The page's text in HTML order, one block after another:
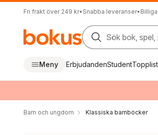
Fri frakt över 249 kr• Snabba leveranser•
Sök bok, spel,
Meny ErbjudandenStudent
Barn och ungdom Klassiska barnböcker